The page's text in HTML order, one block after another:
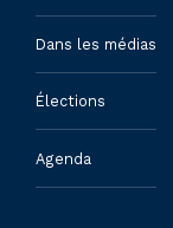
Dans les médias
Élections
Agenda